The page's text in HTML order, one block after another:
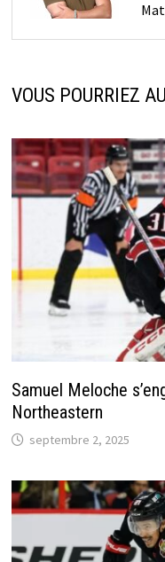
VOUS POURRIEZ
Samuel Meloche
Northeastern
septembre 2, 2025